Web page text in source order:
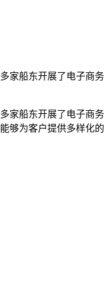
家船东开展了电子商务
家船东开展了电子商务
够为客户提供多样化的